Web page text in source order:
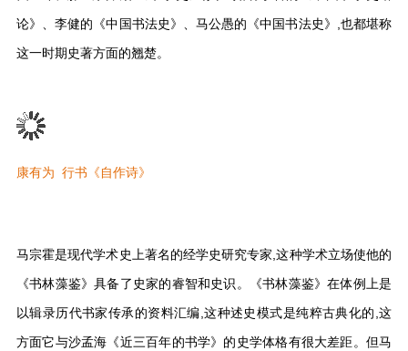
论》、李健的《中国书法史》、马公愚的《中国书法史》,也都堪称
这一时期史著方面的翘楚。
康有为 行书《自作诗》
马宗霍是现代学术史上著名的经学史研究专家,这种学术立场使他的
《书林藻鉴》具备了史家的睿智和史识。《书林藻鉴》在体例上是
以辑录历代书家传承的资料汇编,这种述史模式是纯粹古典化的,这
方面它与沙孟海《近三百年的书学》的史学体格有很大差距。但马